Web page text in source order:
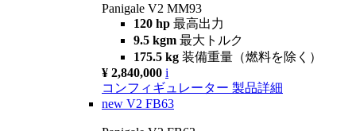
Panigale V2 MM93
120 hp 最高出力
9.5 kgm 最大トルク
175.5 kg 装備重量（燃料を除く）
¥ 2,840,000 i
コンフィギュレーター 製品詳細
new V2 FB63